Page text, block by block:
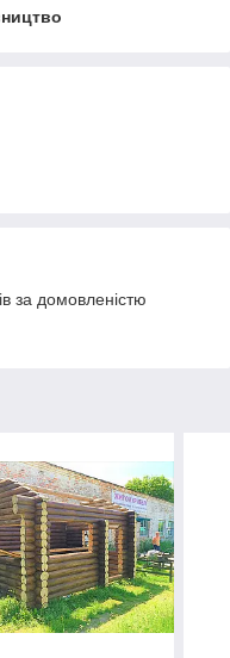
за домовленістю